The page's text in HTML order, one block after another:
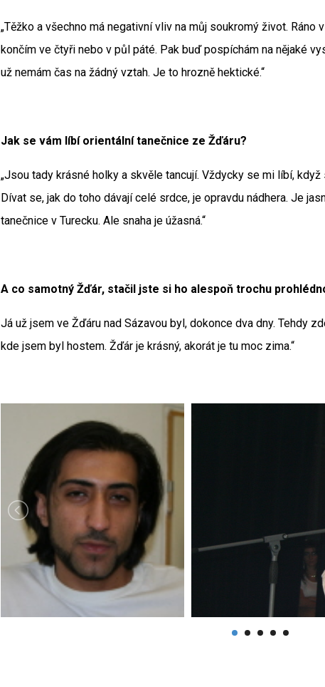
„Těžko a všechno má negativní vliv na můj soukromý život. Ráno
končím ve čtyři nebo v půl páté. Pak buď pospíchám na nějaké
už nemám čas na žádný vztah. Je to hrozně hektické.“
Jak se vám líbí orientální tanečnice ze Žďáru?
„Jsou tady krásné holky a skvěle tancují. Vždycky se mi líbí,
Dívat se, jak do toho dávají celé srdce, je opravdu nádhera. Je
tanečnice v Turecku. Ale snaha je úžasná.“
A co samotný Žďár, stačil jste si ho alespoň trochu
Já už jsem ve Žďáru nad Sázavou byl, dokonce dva dny. Tehdy
kde jsem byl hostem. Žďár je krásný, akorát je tu moc zima.“